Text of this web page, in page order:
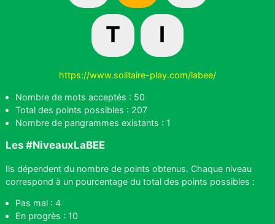
T
I
https://www.solitaire-play.com/labee/
Nombre de mots acceptés : 50
Total des points possibles : 207
Nombre de pangrammes existants : 1
Les #NiveauxLaBEE
Ils dépendent du nombre de points obtenus. Chaque niveau
correspond à un pourcentage du total des points possibles :
Pas mal : 4
En progrès : 10